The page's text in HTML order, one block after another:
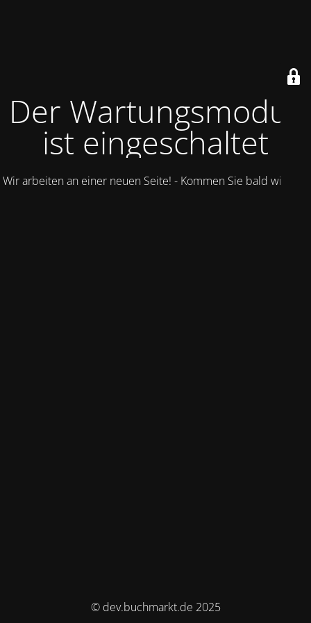
Der Wartungsmodus
ist eingeschaltet
Wir arbeiten an einer neuen Seite! - Kommen Sie bald wieder.
© dev.buchmarkt.de 2025